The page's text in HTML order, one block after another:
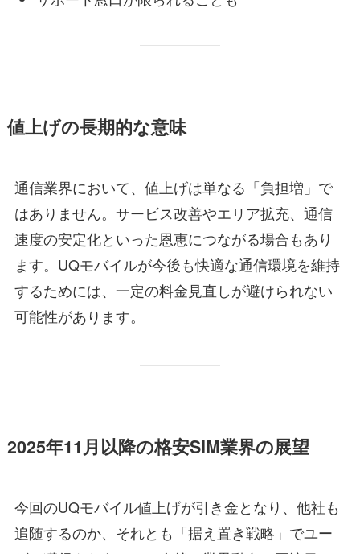
値上げの長期的な意味
通信業界において、値上げは単なる「負担増」で
はありません。サービス改善やエリア拡充、通信
速度の安定化といった恩恵につながる場合もあり
ます。UQモバイルが今後も快適な通信環境を維持
するためには、一定の料金見直しが避けられない
可能性があります。
2025年11月以降の格安SIM業界の展望
今回のUQモバイル値上げが引き金となり、他社も
追随するのか、それとも「据え置き戦略」でユー